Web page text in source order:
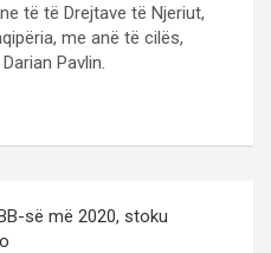
të të Drejtave të Njeriut,
me anë të cilës,
Pavlin.
së më 2020, stoku